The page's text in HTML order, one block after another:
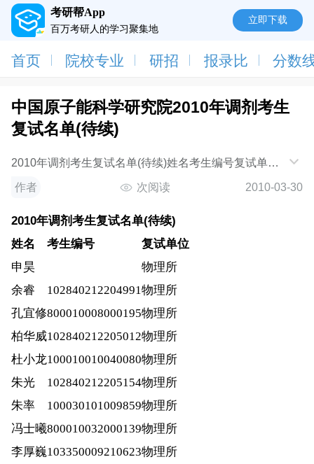
考研帮App
百万考研人的学习聚集地
立即下载
首页 院校专业 研招 报录比 分数
中国原子能科学研究院2010年调剂考生
复试名单(待续)
2010年调剂考生复试名单(待续)姓名考生编号复试单位
申昊 物理所余睿102840212204991 物理所孔宜修
800010008000195 物理所柏华威102840212205012 物
102840212205154 物理所朱率
作者 次阅读 2010-03-30
2010年调剂考生复试名单(待续)
姓名
考生编号
复试单位
申昊
物理所
余睿
102840212204991物理所
孔宜修800010008000195物理所
柏华威102840212205012物理所
杜小龙100010010040080物理所
朱光
102840212205154物理所
朱率
100030101009859物理所
冯士曦800010032000139物理所
李厚巍103350009210623物理所